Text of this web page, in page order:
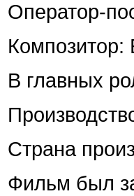
Оператор-
Композитор:
В главных
Страна
Фильм был